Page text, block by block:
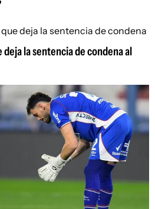
deja la sentencia de condena al